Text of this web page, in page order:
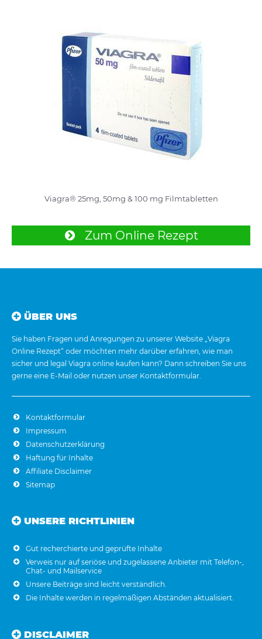
Viagra® 25mg, 50mg & 100 mg Filmtabletten
Zum Online Rezept
ÜBER UNS
Sie haben Fragen und Anregungen zu unserer Website „Viagra
Online Rezept“ oder möchten mehr darüber erfahren, wie man
sicher und legal Viagra online kaufen kann? Dann schreiben Sie uns
gerne eine E-Mail oder nutzen unser Kontaktformular.
Kontaktformular
Impressum
Datenschutzerklärung
Haftung für Inhalte
Affiliate Disclaimer
Sitemap
UNSERE RICHTLINIEN
Gut recherchierte und geprüfte Inhalte
Verweis nur auf seriöse und zugelassene Anbieter mit Telefon-,
Chat- und Mailservice
Unsere Beiträge sind leicht verständlich.
Die Inhalte werden in regelmäßigen Abständen aktualisiert.
DISCLAIMER